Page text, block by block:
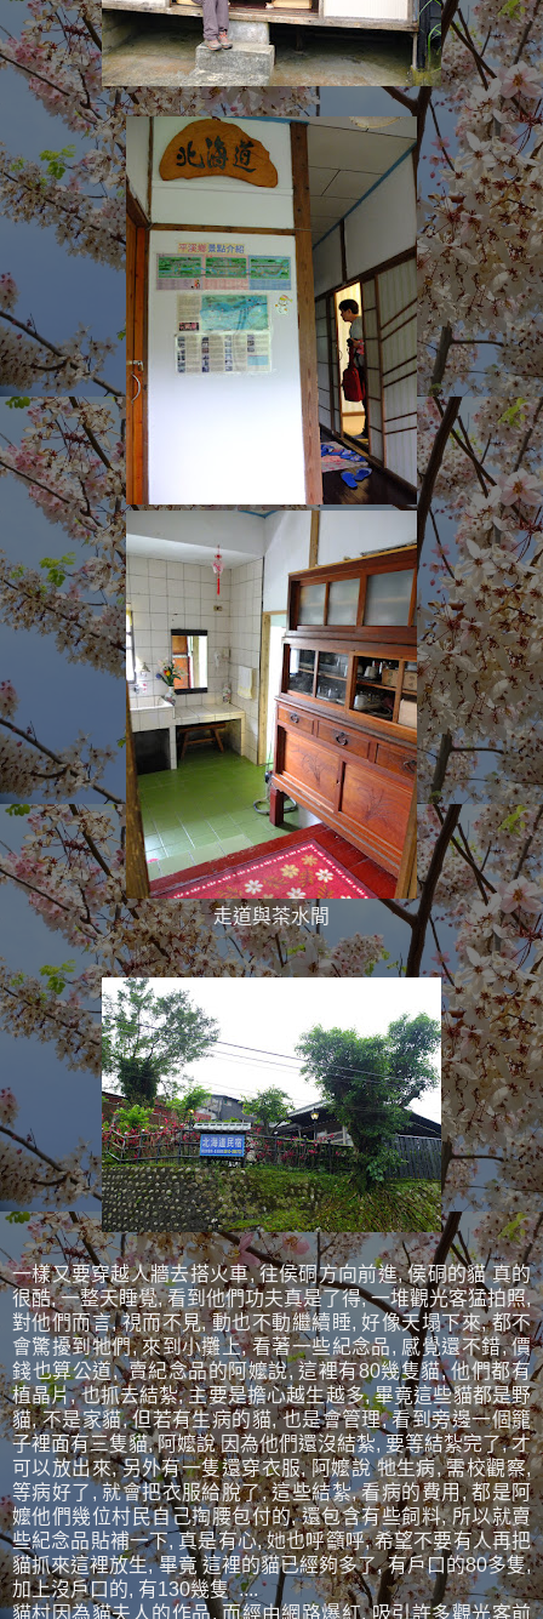
走道與茶水間
一樣又要穿越人牆去搭火車, 往侯硐方向前進, 侯硐的貓 真的
很酷, 一整天睡覺, 看到他們功夫真是了得, 一堆觀光客猛拍照,
對他們而言, 視而不見, 動也不動繼續睡, 好像天塌下來, 都不
會驚擾到牠們, 來到小攤上, 看著一些紀念品, 感覺還不錯, 價
錢也算公道, 賣紀念品的阿嬤說, 這裡有80幾隻貓, 他們都有
植晶片, 也抓去結紮, 主要是擔心越生越多, 畢竟這些貓都是野
貓, 不是家貓, 但若有生病的貓, 也是會管理, 看到旁邊一個籠
子裡面有三隻貓, 阿嬤說 因為他們還沒結紮, 要等結紮完了, 才
可以放出來, 另外有一隻還穿衣服, 阿嬤說 牠生病, 需校觀察,
等病好了, 就會把衣服給脫了, 這些結紮, 看病的費用, 都是阿
嬤他們幾位村民自己掏腰包付的, 還包含有些飼料, 所以就賣
些紀念品貼補一下, 真是有心, 她也呼籲呼, 希望不要有人再把
貓抓來這裡放生, 畢竟 這裡的貓已經夠多了, 有戶口的80多隻,
加上沒戶口的, 有130幾隻 ....
貓村因為貓夫人的作品, 而經由網路爆紅, 吸引許多觀光客前